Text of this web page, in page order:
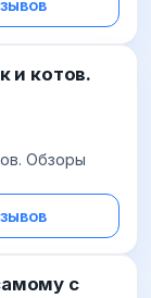
и котов.
Обзоры
с